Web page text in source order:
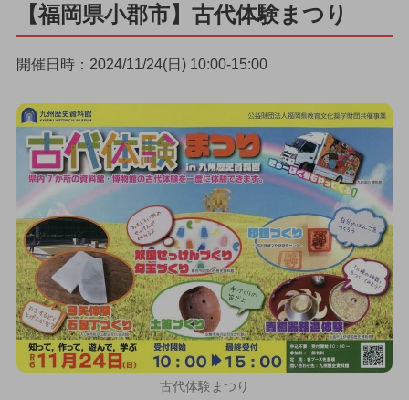
【福岡県小郡市】古代体験まつり
開催日時：2024/11/24(日) 10:00-15:00
古代体験まつり